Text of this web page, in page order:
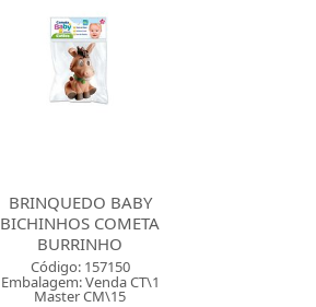
BRINQUEDO BABY
BICHINHOS COMETA
BURRINHO
Código: 157150
Embalagem: Venda CT\1
Master CM\15